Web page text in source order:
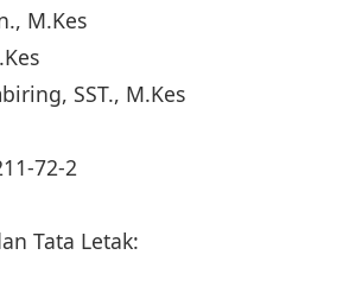
M.Kes
SST., M.Kes
72-2
Tata Letak: